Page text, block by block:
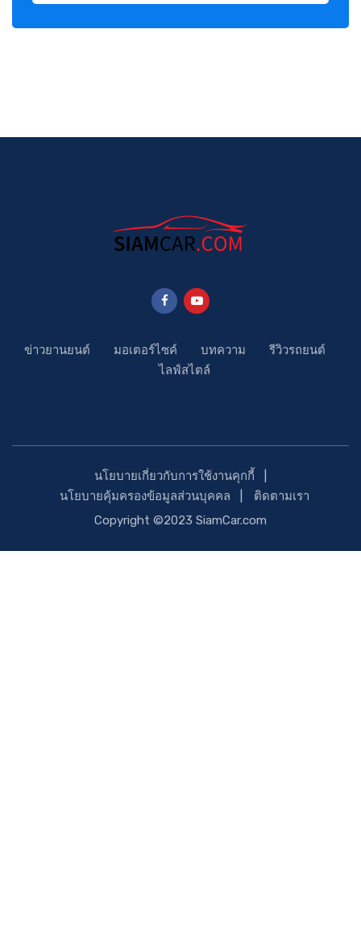
ข่าวยานยนต์ มอเตอร์ไซค์ บทความ
รีวิวรถยนต์
ไลฟ์สไตล์
นโยบายเกี่ยวกับการใช้งานคุกกี้
นโยบายคุ้มครองข้อมูลส่วนบุคคล
ติดตามเรา
Copyright ©2023 SiamCar.com